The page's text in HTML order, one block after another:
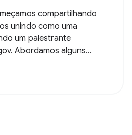
compartilhando
unindo como uma
um palestrante
Abordamos alguns...